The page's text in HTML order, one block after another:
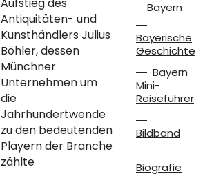
Antiquitäten- und
Kunsthändlers Julius
Böhler, dessen
Münchner
Unternehmen um
die
Jahrhundertwende
zu den bedeutenden
Playern der Branche
zählte
Bayern
Bayerische
Geschichte
Bayern
Mini-
Reiseführer
Bildband
Biografie